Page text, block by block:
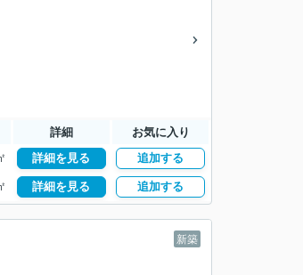
詳細 お気に入り
詳細を見る 追加する
詳細を見る 追加する
新築